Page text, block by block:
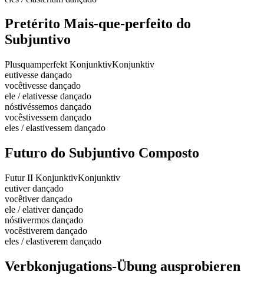
Pretérito Mais-que-perfeito do
Subjuntivo
Plusquamperfekt KonjunktivKonjunktiv
eutivesse dançado
vocêtivesse dançado
ele / elativesse dançado
nóstivéssemos dançado
vocêstivessem dançado
eles / elastivessem dançado
Futuro do Subjuntivo Composto
Futur II KonjunktivKonjunktiv
eutiver dançado
vocêtiver dançado
ele / elativer dançado
nóstivermos dançado
vocêstiverem dançado
eles / elastiverem dançado
Verbkonjugations-Übung ausprobieren